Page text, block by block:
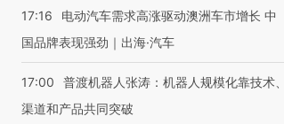
17:16
电动汽车需求高涨驱动澳洲车市增长 中
国品牌表现强劲｜出海·汽车
17:00
普渡机器人张涛：机器人规模化靠技术、
渠道和产品共同突破